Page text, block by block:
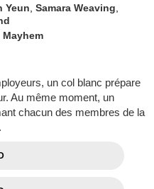
Yeun,Samara Weaving,
Mayhem
un col blanc prépare
Au même moment, un
chacun des membres de la